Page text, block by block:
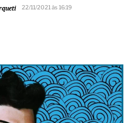
22/11/2021 às 16:19